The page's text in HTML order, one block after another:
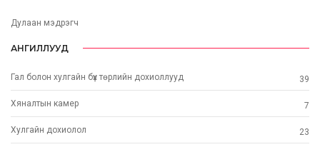
Дулаан мэдрэгч
АНГИЛЛУУД
Гал болон хулгайн бүх төрлийн дохиоллууд 39
Хяналтын камер 7
Хулгайн дохиолол 23